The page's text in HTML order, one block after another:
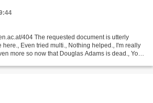
404 The requested document is utterly
here., Even tried multi., Nothing helped., I'm really
more so now that Douglas Adams is dead., You